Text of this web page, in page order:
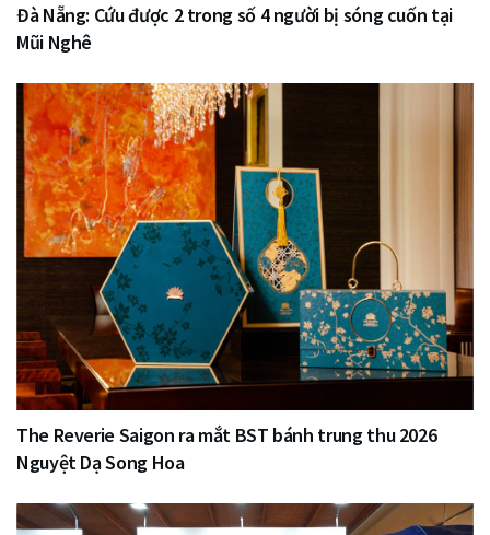
Đà Nẵng: Cứu được 2 trong số 4 người bị sóng cuốn tại
Mũi Nghê
The Reverie Saigon ra mắt BST bánh trung thu 2026
Nguyệt Dạ Song Hoa